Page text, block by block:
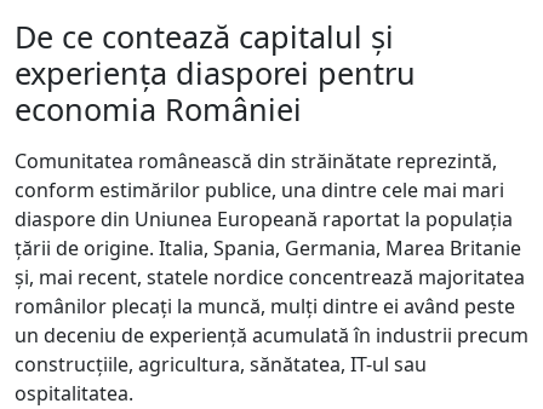
De ce contează capitalul și
experiența diasporei pentru
economia României
Comunitatea românească din străinătate reprezintă,
conform estimărilor publice, una dintre cele mai mari
diaspore din Uniunea Europeană raportat la populația
țării de origine. Italia, Spania, Germania, Marea Britanie
și, mai recent, statele nordice concentrează majoritatea
românilor plecați la muncă, mulți dintre ei având peste
un deceniu de experiență acumulată în industrii precum
construcțiile, agricultura, sănătatea, IT-ul sau
ospitalitatea.